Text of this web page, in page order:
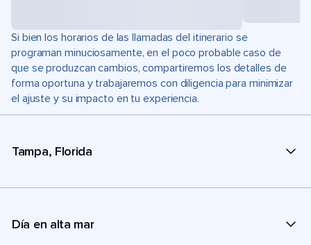
Si bien los horarios de las llamadas del itinerario se
programan minuciosamente, en el poco probable caso de
que se produzcan cambios, compartiremos los detalles de
forma oportuna y trabajaremos con diligencia para minimizar
el ajuste y su impacto en tu experiencia.
Tampa, Florida
Día en alta mar